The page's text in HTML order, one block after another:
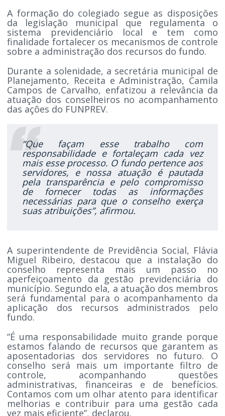
A formação do colegiado segue as disposições
da legislação municipal que regulamenta o
sistema previdenciário local e tem como
finalidade fortalecer os mecanismos de controle
sobre a administração dos recursos do fundo.
Durante a solenidade, a secretária municipal de
Planejamento, Receita e Administração, Camila
Campos de Carvalho, enfatizou a relevância da
atuação dos conselheiros no acompanhamento
das ações do FUNPREV.
“Que façam esse trabalho com
responsabilidade e fortaleçam cada vez
mais esse processo. O fundo pertence aos
servidores, e nossa atuação é pautada
pela transparência e pelo compromisso
de fornecer todas as informações
necessárias para que o conselho exerça
suas atribuições”, afirmou.
A superintendente de Previdência Social, Flávia
Miguel Ribeiro, destacou que a instalação do
conselho representa mais um passo no
aperfeiçoamento da gestão previdenciária do
município. Segundo ela, a atuação dos membros
será fundamental para o acompanhamento da
aplicação dos recursos administrados pelo
fundo.
“É uma responsabilidade muito grande porque
estamos falando de recursos que garantem as
aposentadorias dos servidores no futuro. O
conselho será mais um importante filtro de
controle, acompanhando questões
administrativas, financeiras e de benefícios.
Contamos com um olhar atento para identificar
melhorias e contribuir para uma gestão cada
vez mais eficiente”, declarou.